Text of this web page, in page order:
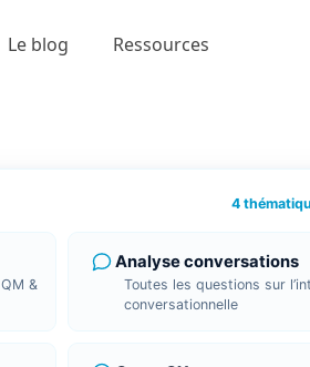
Le blog Ressources
4
&
Analyse conversations
Toutes les questions sur
conversationnelle